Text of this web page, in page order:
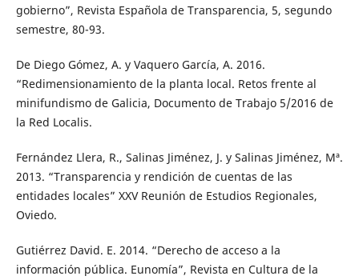
gobierno”, Revista Española de Transparencia, 5, segundo
semestre, 80-93.
De Diego Gómez, A. y Vaquero García, A. 2016.
“Redimensionamiento de la planta local. Retos frente al
minifundismo de Galicia, Documento de Trabajo 5/2016 de
la Red Localis.
Fernández Llera, R., Salinas Jiménez, J. y Salinas Jiménez, Mª.
2013. “Transparencia y rendición de cuentas de las
entidades locales” XXV Reunión de Estudios Regionales,
Oviedo.
Gutiérrez David. E. 2014. “Derecho de acceso a la
información pública. Eunomía”, Revista en Cultura de la